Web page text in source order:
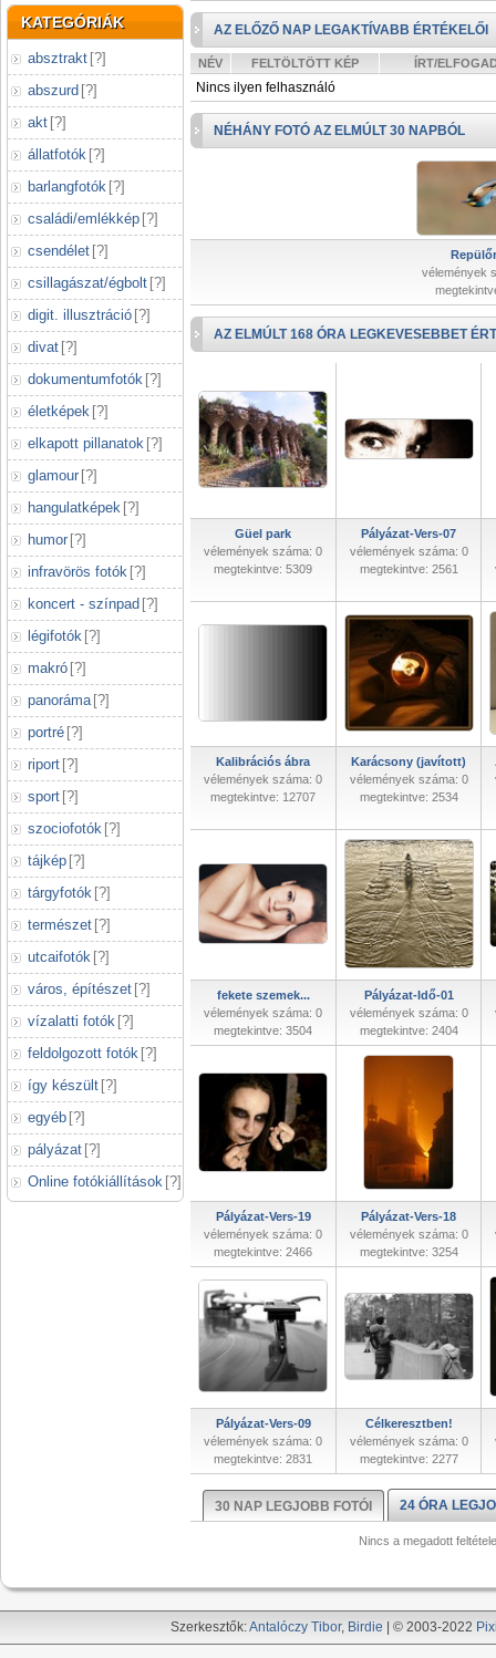
KATEGÓRIÁK
absztrakt [?]
abszurd [?]
akt [?]
állatfotók [?]
barlangfotók [?]
családi/emlékkép [?]
csendélet [?]
csillagászat/égbolt [?]
digit. illusztráció [?]
divat [?]
dokumentumfotók [?]
életképek [?]
elkapott pillanatok [?]
glamour [?]
hangulatképek [?]
humor [?]
infravörös fotók [?]
koncert - színpad [?]
légifotók [?]
makró [?]
panoráma [?]
portré [?]
riport [?]
sport [?]
szociofotók [?]
tájkép [?]
tárgyfotók [?]
természet [?]
utcaifotók [?]
város, építészet [?]
vízalatti fotók [?]
feldolgozott fotók [?]
így készült [?]
egyéb [?]
pályázat [?]
Online fotókiállítások [?]
AZ ELŐZŐ NAP LEGAKTÍVABB ÉRTÉKELŐI
NÉV FELTÖLTÖTT KÉP ÍRT/
Nincs ilyen felhasználó
NÉHÁNY FOTÓ AZ ELMÚLT 30 NAPBÓL
vélemények
AZ ELMÚLT 168 ÓRA LEGKEVESEBBET
Güel park
vélemények száma: 0
megtekintve: 5309
Pályázat-Vers-07
vélemények száma: 0
megtekintve: 2561
Kalibrációs ábra
vélemények száma: 0
megtekintve: 12707
Karácsony (javított)
vélemények száma: 0
megtekintve: 2534
fekete szemek...
vélemények száma: 0
megtekintve: 3504
Pályázat-Idő-01
vélemények száma: 0
megtekintve: 2404
Pályázat-Vers-19
vélemények száma: 0
megtekintve: 2466
Pályázat-Vers-18
vélemények száma: 0
megtekintve: 3254
Pályázat-Vers-09
vélemények száma: 0
megtekintve: 2831
Célkeresztben!
vélemények száma: 0
megtekintve: 2277
30 NAP LEGJOBB FOTÓI 24 ÓRA
Nincs a megadott
Szerkesztők:Antalóczy Tibor, Birdie | © 2003-2022